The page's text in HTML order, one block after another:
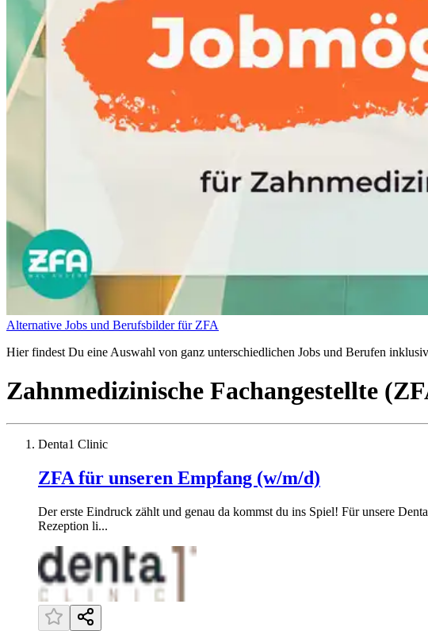
Alternative Jobs und Berufsbilder für ZFA
Hier findest Du eine Auswahl von ganz unterschiedlichen Jobs und Berufen
Zahnmedizinische Fachangestellte
Denta1 Clinic
ZFA für unseren Empfang (w/m/d)
Der erste Eindruck zählt und genau da kommst du ins Spiel! Für unsere
Rezeption li...